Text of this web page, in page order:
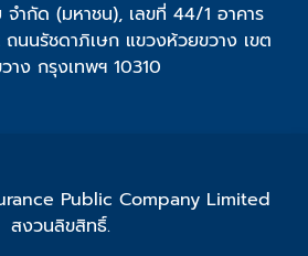
จำกัด (มหาชน), เลขที่ 44/1 อาคาร
นนรัชดาภิเษก แขวงห้วยขวาง เขต
าง กรุงเทพฯ 10310
Public Company Limited
สงวนลิขสิทธิ์.